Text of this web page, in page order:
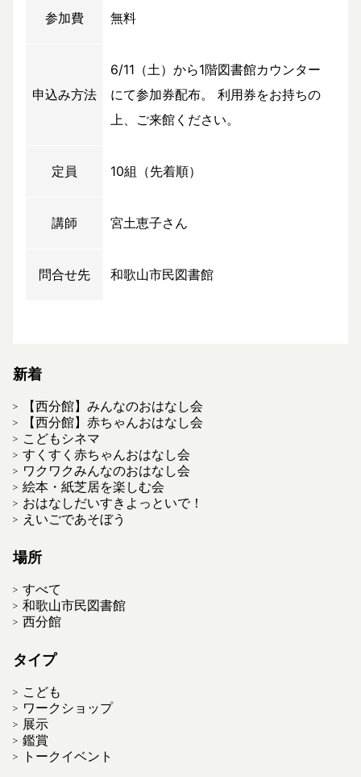
参加費 無料
申込み方法
6/11（土）から1階図書館カウンター
にて参加券配布。 利用券をお持ちの
上、ご来館ください。
定員 10組（先着順）
講師 宮土恵子さん
問合せ先 和歌山市民図書館
新着
【西分館】みんなのおはなし会
【西分館】赤ちゃんおはなし会
こどもシネマ
すくすく赤ちゃんおはなし会
ワクワクみんなのおはなし会
絵本・紙芝居を楽しむ会
おはなしだいすきよっといで！
えいごであそぼう
場所
すべて
和歌山市民図書館
西分館
タイプ
こども
ワークショップ
展示
鑑賞
トークイベント